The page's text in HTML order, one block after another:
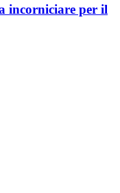
incorniciare per il